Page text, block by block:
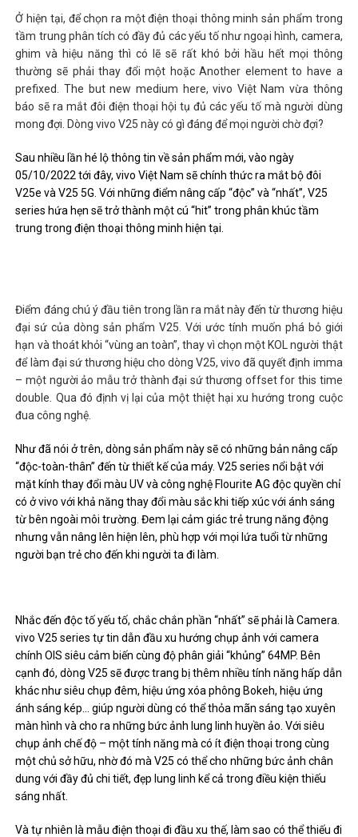
Ở hiện tại, để chọn ra một điện thoại thông minh sản phẩm trong
tầm trung phân tích có đầy đủ các yếu tố như ngoại hình, camera,
ghim và hiệu năng thì có lẽ sẽ rất khó bởi hầu hết mọi thông
thường sẽ phải thay đổi một hoặc Another element to have a
prefixed. The but new medium here, vivo Việt Nam vừa thông
báo sẽ ra mắt đôi điện thoại hội tụ đủ các yếu tố mà người dùng
mong đợi. Dòng vivo V25 này có gì đáng để mọi người chờ đợi?
Sau nhiều lần hé lộ thông tin về sản phẩm mới, vào ngày
05/10/2022 tới đây, vivo Việt Nam sẽ chính thức ra mắt bộ đôi
V25e và V25 5G. Với những điểm nâng cấp “độc” và “nhất”, V25
series hứa hẹn sẽ trở thành một cú “hit” trong phân khúc tầm
trung trong điện thoại thông minh hiện tại.
Điểm đáng chú ý đầu tiên trong lần ra mắt này đến từ thương hiệu
đại sứ của dòng sản phẩm V25. Với ước tính muốn phá bỏ giới
hạn và thoát khỏi “vùng an toàn”, thay vì chọn một KOL người thật
để làm đại sứ thương hiệu cho dòng V25, vivo đã quyết định imma
– một người ảo mẫu trở thành đại sứ thương offset for this time
double. Qua đó định vị lại của một thiệt hại xu hướng trong cuộc
đua công nghệ.
Như đã nói ở trên, dòng sản phẩm này sẽ có những bản nâng cấp
“độc-toàn-thân” đến từ thiết kế của máy. V25 series nổi bật với
mặt kính thay đổi màu UV và công nghệ Flourite AG độc quyền chỉ
có ở vivo với khả năng thay đổi màu sắc khi tiếp xúc với ánh sáng
từ bên ngoài môi trường. Đem lại cảm giác trẻ trung năng động
nhưng vẫn nâng lên hiện lên, phù hợp với mọi lứa tuổi từ những
người bạn trẻ cho đến khi người ta đi làm.
Nhắc đến độc tố yếu tố, chắc chắn phần “nhất” sẽ phải là Camera.
vivo V25 series tự tin dẫn đầu xu hướng chụp ảnh với camera
chính OIS siêu cảm biến cùng độ phân giải “khủng” 64MP. Bên
cạnh đó, dòng V25 sẽ được trang bị thêm nhiều tính năng hấp dẫn
khác như siêu chụp đêm, hiệu ứng xóa phông Bokeh, hiệu ứng
ánh sáng kép… giúp người dùng có thể thỏa mãn sáng tạo xuyên
màn hình và cho ra những bức ảnh lung linh huyền ảo. Với siêu
chụp ảnh chế độ – một tính năng mà có ít điện thoại trong cùng
một chủ sở hữu, nhờ đó mà V25 có thể cho những bức ảnh chân
dung với đầy đủ chi tiết, đẹp lung linh kể cả trong điều kiện thiếu
sáng nhất.
Và tự nhiên là mẫu điện thoại đi đầu xu thế, làm sao có thể thiếu đi